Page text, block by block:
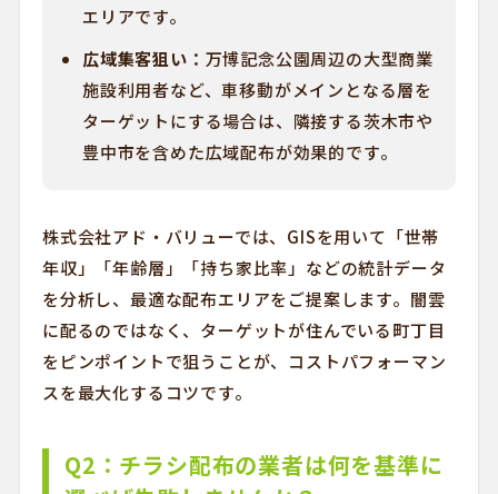
エリアです。
広域集客狙い： 万博記念公園周辺の大型商業
施設利用者など、車移動がメインとなる層を
ターゲットにする場合は、隣接する茨木市や
豊中市を含めた広域配布が効果的です。
株式会社アド・バリューでは、GISを用いて「世帯
年収」「年齢層」「持ち家比率」などの統計データ
を分析し、最適な配布エリアをご提案します。闇雲
に配るのではなく、ターゲットが住んでいる町丁目
をピンポイントで狙うことが、コストパフォーマン
スを最大化するコツです。
Q2：チラシ配布の業者は何を基準に